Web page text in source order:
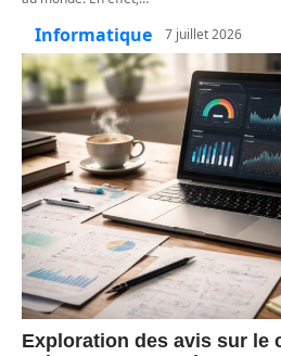
Informatique 7 juillet 2026
Exploration des avis sur le